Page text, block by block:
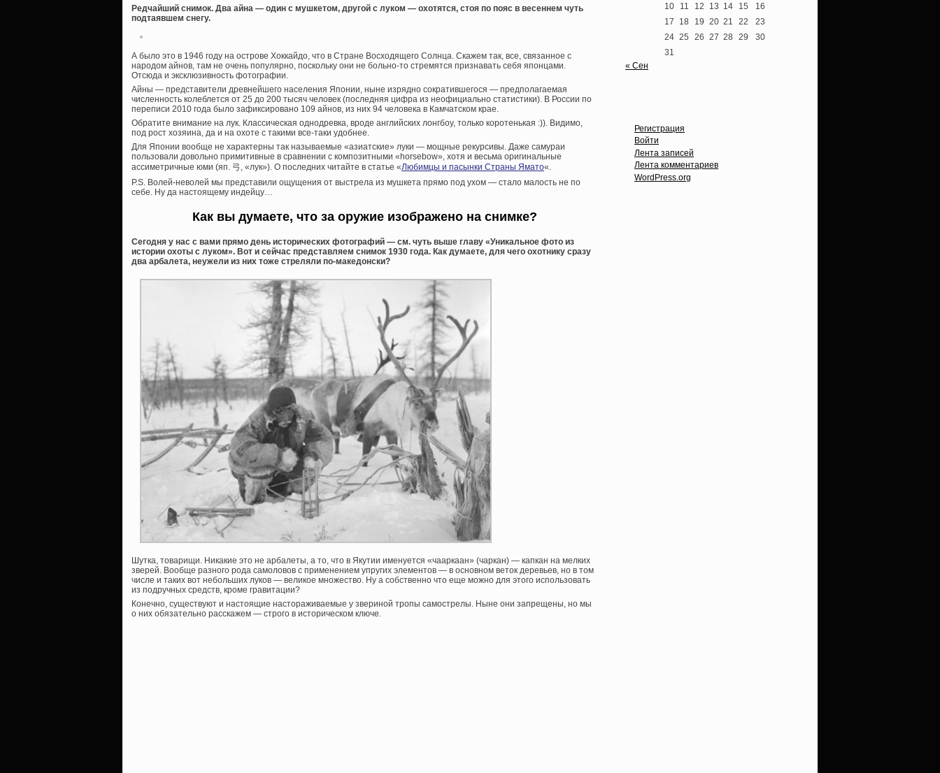
Редчайший снимок. Два айна — один с мушкетом, другой с луком — охотятся, стоя по пояс в весеннем чуть
подтаявшем снегу.
А было это в 1946 году на острове Хоккайдо, что в Стране Восходящего Солнца. Скажем так, все, связанное с
народом айнов, там не очень популярно, поскольку они не больно-то стремятся признавать себя японцами.
Отсюда и эксклюзивность фотографии.
Айны — представители древнейшего населения Японии, ныне изрядно сократившегося — предполагаемая
численность колеблется от 25 до 200 тысяч человек (последняя цифра из неофициально статистики). В России по
переписи 2010 года было зафиксировано 109 айнов, из них 94 человека в Камчатском крае.
Обратите внимание на лук. Классическая однодревка, вроде английских лонгбоу, только коротенькая :)). Видимо,
под рост хозяина, да и на охоте с такими все-таки удобнее.
Для Японии вообще не характерны так называемые «азиатские» луки — мощные рекурсивы. Даже самураи
пользовали довольно примитивные в сравнении с композитными «horsebow», хотя и весьма оригинальные
ассиметричные юми (яп. 弓, «лук»). О последних читайте в статье «Любимцы и пасынки Страны Ямато«.
P.S. Волей-неволей мы представили ощущения от выстрела из мушкета прямо под ухом — стало малость не по
себе. Ну да настоящему индейцу…
Как вы думаете, что за оружие изображено на снимке?
Сегодня у нас с вами прямо день исторических фотографий — см. чуть выше главу «Уникальное фото из
истории охоты с луком». Вот и сейчас представляем снимок 1930 года. Как думаете, для чего охотнику сразу
два арбалета, неужели из них тоже стреляли по-македонски?
Шутка, товарищи. Никакие это не арбалеты, а то, что в Якутии именуется «чааркаан» (чаркан) — капкан на мелких
зверей. Вообще разного рода самоловов с применением упругих элементов — в основном веток деревьев, но в том
числе и таких вот небольших луков — великое множество. Ну а собственно что еще можно для этого использовать
из подручных средств, кроме гравитации?
Конечно, существуют и настоящие настораживаемые у звериной тропы самострелы. Ныне они запрещены, но мы
о них обязательно расскажем — строго в историческом ключе.
10
11 12 13 14 15
16
17
18 19 20 21 22
23
24 25 26 27 28 29
30
31
« Сен
Регистрация
Войти
Лента записей
Лента комментариев
WordPress.org